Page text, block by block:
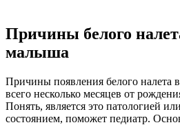
Причины белого
малыша
Причины появления белого налета
всего несколько месяцев от
Понять, является это патологией
состоянием, поможет педиатр.